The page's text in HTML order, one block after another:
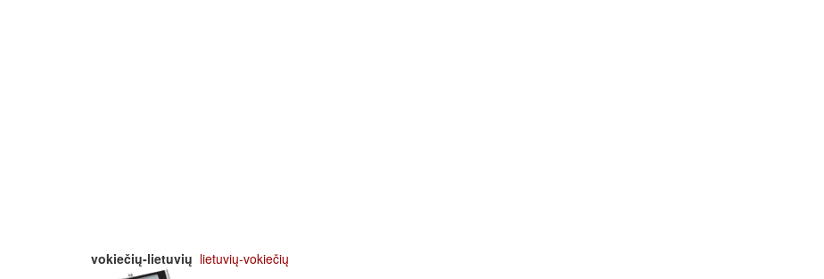
vokiečių-lietuvių lietuvių-vokiečių